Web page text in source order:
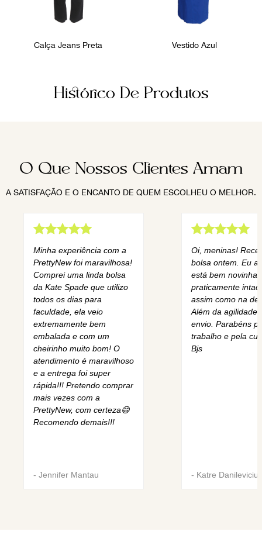
Calça Jeans Preta Vestido Azul
Histórico De Produtos
O Que Nossos Clientes Amam
A SATISFAÇÃO E O ENCANTO DE QUEM ESCOLHEU O MELHOR.
Minha experiência com a
PrettyNew foi maravilhosa!
Comprei uma linda bolsa
da Kate Spade que utilizo
todos os dias para
faculdade, ela veio
extremamente bem
embalada e com um
cheirinho muito bom! O
atendimento é maravilhoso
e a entrega foi super
rápida!!! Pretendo comprar
mais vezes com a
PrettyNew, com certeza😄
Recomendo demais!!!
- Jennifer Mantau
Oi, meninas!
bolsa ontem. Eu
está bem novinha,
praticamente
assim como na
Além da agilidade
envio. Parabéns
trabalho e pela
Bjs
- Katre Danilevicius